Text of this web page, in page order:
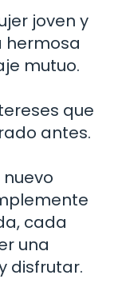
joven y
hermosa
mutuo.
que
antes.
cada
una
disfrutar.